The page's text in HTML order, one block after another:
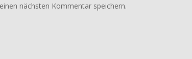
nächsten Kommentar speichern.